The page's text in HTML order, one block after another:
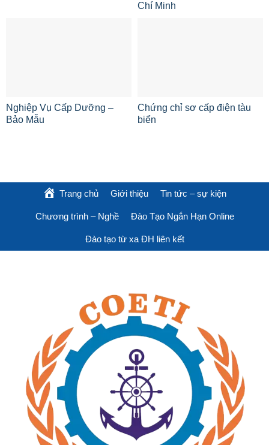
Chí Minh
Nghiệp Vụ Cấp Dưỡng –
Bảo Mẫu
Chứng chỉ sơ cấp điện tàu
biển
Trang chủ Giới thiệu Tin tức – sự kiện
Chương trình – Nghề Đào Tạo Ngắn Hạn Online
Đào tạo từ xa ĐH liên kết